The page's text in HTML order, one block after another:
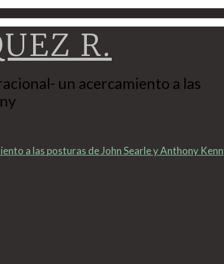
R.
un acercamiento a las
a las posturas de John Searle y Anthony